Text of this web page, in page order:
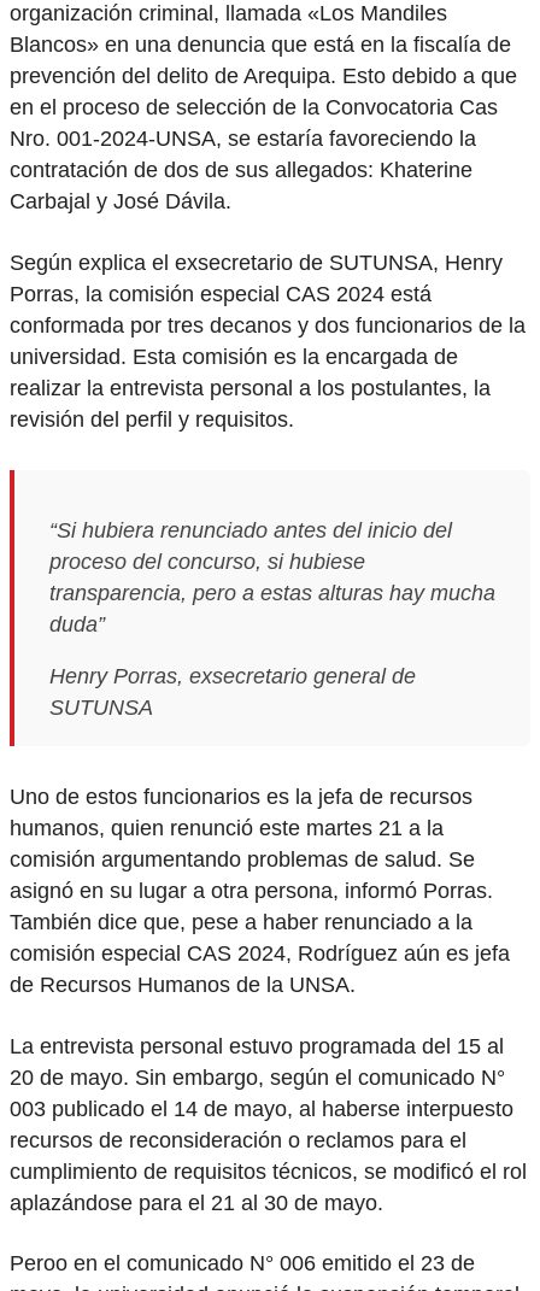
organización criminal, llamada «Los Mandiles
Blancos» en una denuncia que está en la fiscalía de
prevención del delito de Arequipa. Esto debido a que
en el proceso de selección de la Convocatoria Cas
Nro. 001-2024-UNSA, se estaría favoreciendo la
contratación de dos de sus allegados: Khaterine
Carbajal y José Dávila.
Según explica el exsecretario de SUTUNSA, Henry
Porras, la comisión especial CAS 2024 está
conformada por tres decanos y dos funcionarios de la
universidad. Esta comisión es la encargada de
realizar la entrevista personal a los postulantes, la
revisión del perfil y requisitos.
“Si hubiera renunciado antes del inicio del
proceso del concurso, si hubiese
transparencia, pero a estas alturas hay mucha
duda”
Henry Porras, exsecretario general de
SUTUNSA
Uno de estos funcionarios es la jefa de recursos
humanos, quien renunció este martes 21 a la
comisión argumentando problemas de salud. Se
asignó en su lugar a otra persona, informó Porras.
También dice que, pese a haber renunciado a la
comisión especial CAS 2024, Rodríguez aún es jefa
de Recursos Humanos de la UNSA.
La entrevista personal estuvo programada del 15 al
20 de mayo. Sin embargo, según el comunicado N°
003 publicado el 14 de mayo, al haberse interpuesto
recursos de reconsideración o reclamos para el
cumplimiento de requisitos técnicos, se modificó el rol
aplazándose para el 21 al 30 de mayo.
Peroo en el comunicado N° 006 emitido el 23 de